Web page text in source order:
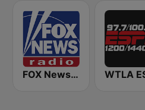
FOX News Radio